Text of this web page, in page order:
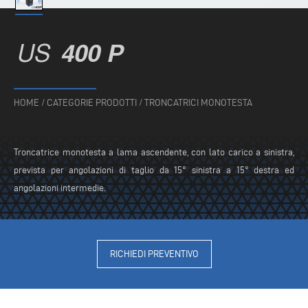
US 400 P
HOME / CATEGORIE PRODOTTI / TRONCATRICI MONOTESTA
Troncatrice monotesta a lama ascendente, con lato carico a sinistra,
prevista per angolazioni di taglio da 15° sinistra a 15° destra ed
angolazioni intermedie.
RICHIEDI PREVENTIVO